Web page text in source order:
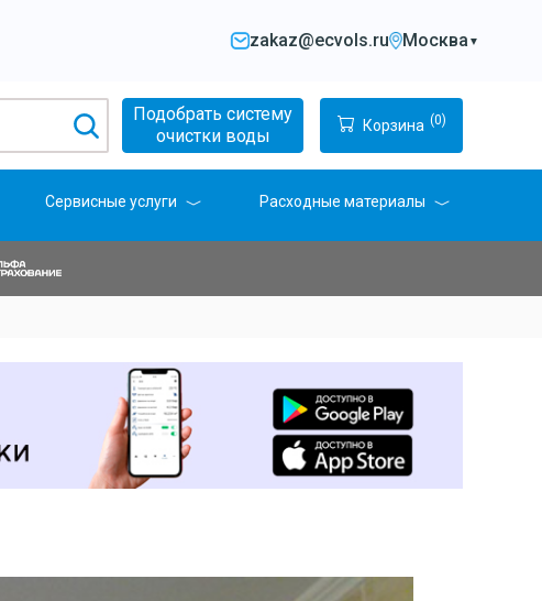
zakaz@ecvols.ru Москва ▼
Подобрать систему
очистки воды
Корзина (0)
Сервисные услуги Расходные материалы